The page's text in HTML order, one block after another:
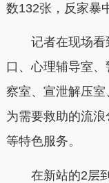
数132张，反家暴
记者在现场看
口、心理辅导室
察室、宣泄解压室
为需要救助的流
等特色服务。
在新站的2层到